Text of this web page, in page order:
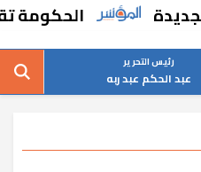
الحكومة تقر
رئيس التحرير
عبد الحكم عبد ربه